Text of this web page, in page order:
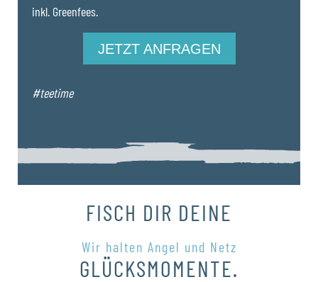
inkl. Greenfees.
JETZT ANFRAGEN
#teetime
FISCH DIR DEINE
Wir halten Angel und Netz
GLÜCKSMOMENTE.